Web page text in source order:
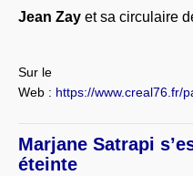
Jean Zay et sa circulaire
Sur le
Web : https://www.creal76.fr/
Marjane Satrapi
éteinte